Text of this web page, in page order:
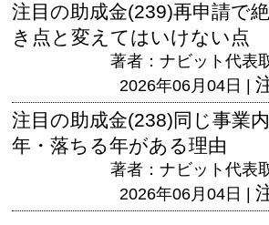
注目の助成金(239)再申請で
き点と変えてはいけない点
著者：ナビット代表
2026年06月04日 |
注目の助成金(238)同じ事業
年・落ちる年がある理由
著者：ナビット代表
2026年06月04日 |